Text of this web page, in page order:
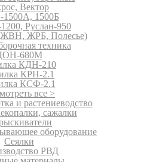
Вектор
1500Б
Руслан-950
ЖРБ, Полесье)
техника
680М
КДН-210
КРН-2.1
КСФ-2.1
все >
и растениеводство
сажалки
оборудование
Сеялки
РВД